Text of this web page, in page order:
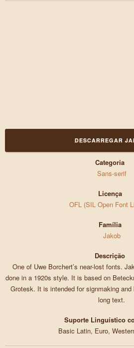
DESCARREGAR
Categoria
Sans-serif
Licença
OFL (SIL Open Font
Família
Jakob
Descrição
One of Uwe Borchert’s near-lost fonts.
done in a 1920s style. It is based on
Grotesk. It is intended for signmaking
long text.
Suporte Linguístico
Basic Latin, Euro,